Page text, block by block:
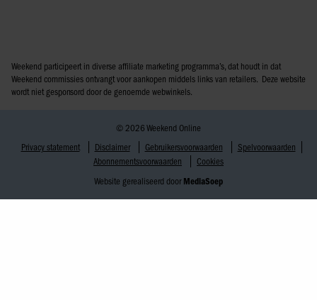
Weekend participeert in diverse affiliate marketing programma’s, dat houdt in dat
Weekend commissies ontvangt voor aankopen middels links van retailers. Deze website
wordt niet gesponsord door de genoemde webwinkels.
© 2026 Weekend Online
Privacy statement
Disclaimer Gebruikersvoorwaarden
Spelvoorwaarden
Abonnementsvoorwaarden
Cookies
Website gerealiseerd door MediaSoep